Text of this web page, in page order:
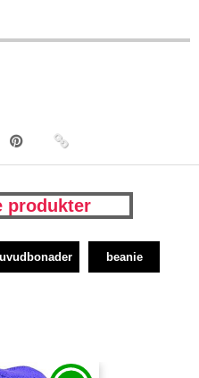
produkter
beanie